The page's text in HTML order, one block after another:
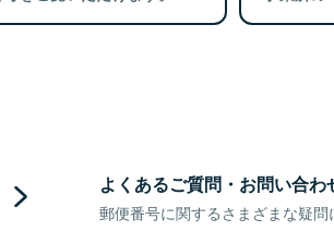
よくあるご質問・お問い合わ
郵便番号に関するさまざまな疑問